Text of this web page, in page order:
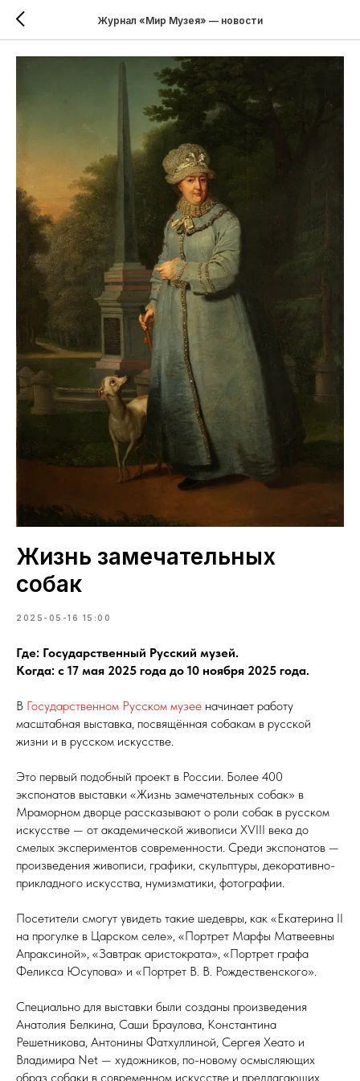
Журнал «Мир Музея» — новости
Жизнь замечательных
собак
2025-05-16 15:00
Где: Государственный Русский музей.
Когда: с 17 мая 2025 года до 10 ноября 2025 года.
В Государственном Русском музее начинает работу
масштабная выставка, посвящённая собакам в русской
жизни и в русском искусстве.
Это первый подобный проект в России. Более 400
экспонатов выставки «Жизнь замечательных собак» в
Мраморном дворце рассказывают о роли собак в русском
искусстве — от академической живописи XVIII века до
смелых экспериментов современности. Среди экспонатов —
произведения живописи, графики, скульптуры, декоративно-
прикладного искусства, нумизматики, фотографии.
Посетители смогут увидеть такие шедевры, как «Екатерина II
на прогулке в Царском селе», «Портрет Марфы Матвеевны
Апраксиной», «Завтрак аристократа», «Портрет графа
Феликса Юсупова» и «Портрет В. В. Рождественского».
Специально для выставки были созданы произведения
Анатолия Белкина, Саши Браулова, Константина
Решетникова, Антонины Фатхуллиной, Сергея Хеато и
Владимира Net — художников, по-новому осмысляющих
образ собаки в современном искусстве и предлагающих